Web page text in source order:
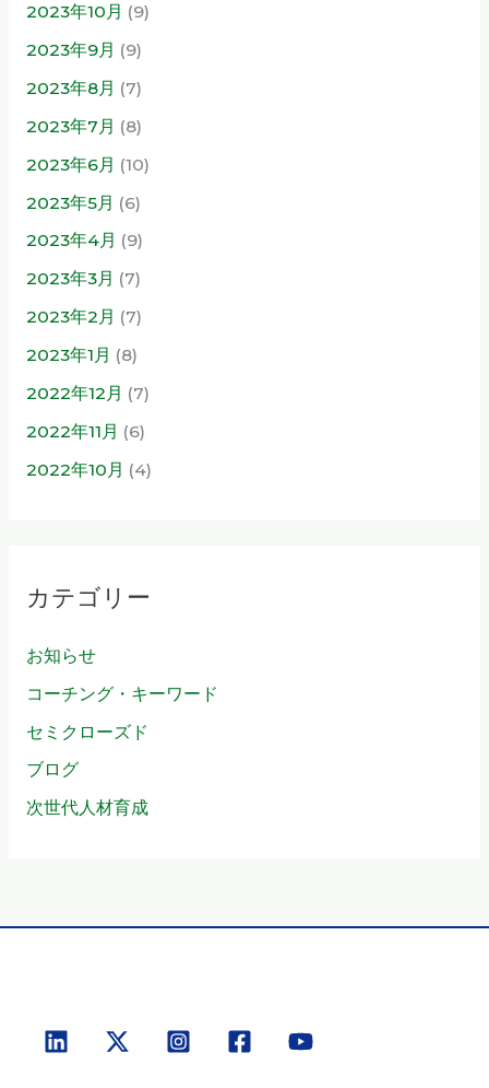
2023年10月 (9)
2023年9月 (9)
2023年8月 (7)
2023年7月 (8)
2023年6月 (10)
2023年5月 (6)
2023年4月 (9)
2023年3月 (7)
2023年2月 (7)
2023年1月 (8)
2022年12月 (7)
2022年11月 (6)
2022年10月 (4)
カテゴリー
お知らせ
コーチング・キーワード
セミクローズド
ブログ
次世代人材育成